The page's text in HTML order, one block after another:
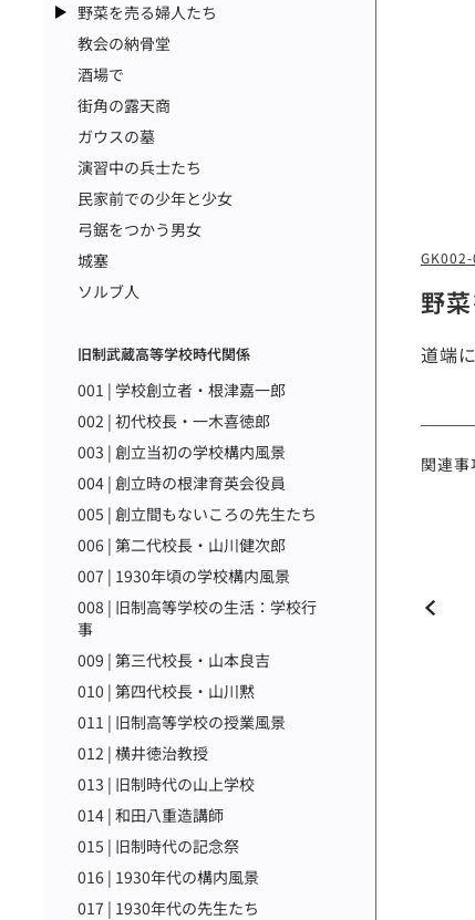
野菜を売る婦人たち
教会の納骨堂
酒場で
街角の露天商
ガウスの墓
演習中の兵士たち
民家前での少年と少女
弓鋸をつかう男女
城塞
ソルブ人
旧制武蔵高等学校時代関係
001 | 学校創立者・根津嘉一郎
002 | 初代校長・一木喜徳郎
003 | 創立当初の学校構内風景
004 | 創立時の根津育英会役員
005 | 創立間もないころの先生たち
006 | 第二代校長・山川健次郎
007 | 1930年頃の学校構内風景
008 | 旧制高等学校の生活：学校行
事
009 | 第三代校長・山本良吉
010 | 第四代校長・山川黙
011 | 旧制高等学校の授業風景
012 | 横井徳治教授
013 | 旧制時代の山上学校
014 | 和田八重造講師
015 | 旧制時代の記念祭
016 | 1930年代の構内風景
017 | 1930年代の先生たち
野
道端
関連事